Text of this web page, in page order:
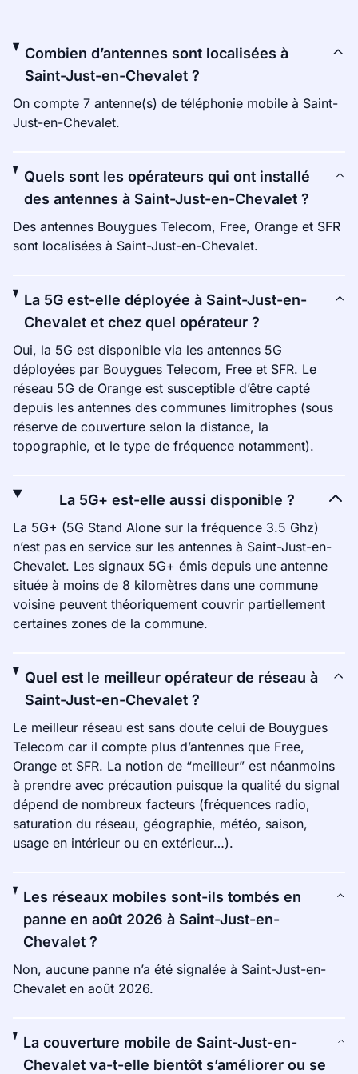
Combien d’antennes sont localisées à
Saint-Just-en-Chevalet ?
On compte 7 antenne(s) de téléphonie mobile à Saint-
Just-en-Chevalet.
Quels sont les opérateurs qui ont installé
des antennes à Saint-Just-en-Chevalet ?
Des antennes Bouygues Telecom, Free, Orange et SFR
sont localisées à Saint-Just-en-Chevalet.
La 5G est-elle déployée à Saint-Just-en-
Chevalet et chez quel opérateur ?
Oui, la 5G est disponible via les antennes 5G
déployées par Bouygues Telecom, Free et SFR. Le
réseau 5G de Orange est susceptible d’être capté
depuis les antennes des communes limitrophes (sous
réserve de couverture selon la distance, la
topographie, et le type de fréquence notamment).
La 5G+ est-elle aussi disponible ?
La 5G+ (5G Stand Alone sur la fréquence 3.5 Ghz)
n’est pas en service sur les antennes à Saint-Just-en-
Chevalet. Les signaux 5G+ émis depuis une antenne
située à moins de 8 kilomètres dans une commune
voisine peuvent théoriquement couvrir partiellement
certaines zones de la commune.
Quel est le meilleur opérateur de réseau à
Saint-Just-en-Chevalet ?
Le meilleur réseau est sans doute celui de Bouygues
Telecom car il compte plus d’antennes que Free,
Orange et SFR. La notion de “meilleur” est néanmoins
à prendre avec précaution puisque la qualité du signal
dépend de nombreux facteurs (fréquences radio,
saturation du réseau, géographie, météo, saison,
usage en intérieur ou en extérieur…).
Les réseaux mobiles sont-ils tombés en
panne en août 2026 à Saint-Just-en-
Chevalet ?
Non, aucune panne n’a été signalée à Saint-Just-en-
Chevalet en août 2026.
La couverture mobile de Saint-Just-en-
Chevalet va-t-elle bientôt s’améliorer ou se